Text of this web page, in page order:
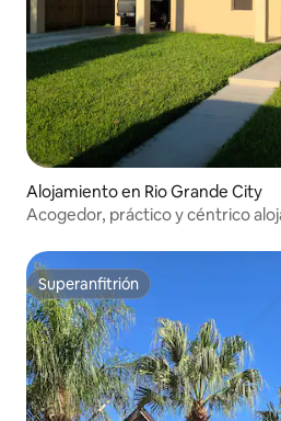
Alojamiento en Rio Grande City
Acogedor, práctico y céntrico
Superanfitrión
Superanfitrión